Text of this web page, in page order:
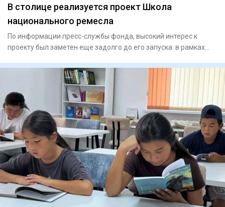
В столице реализуется проект Школа
национального ремесла
По информации пресс-службы фонда, высокий интерес к
проекту был заметен еще задолго до его запуска: в рамках